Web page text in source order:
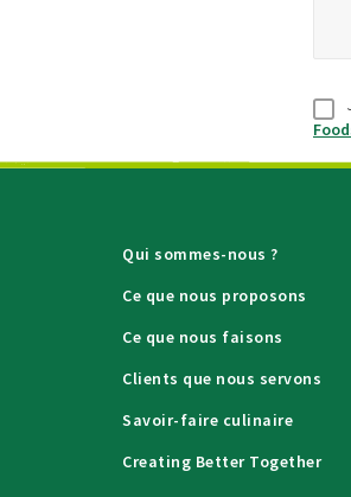
Qui sommes-nous ?
Ce que nous proposons
Ce que nous faisons
Clients que nous servons
Savoir-faire culinaire
Creating Better Together